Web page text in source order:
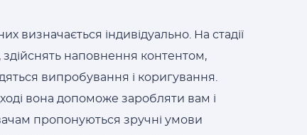
визначається індивідуально. На стадії
здійснять наповнення контентом,
випробування і коригування.
вона допоможе заробляти вам і
пропонуються зручні умови